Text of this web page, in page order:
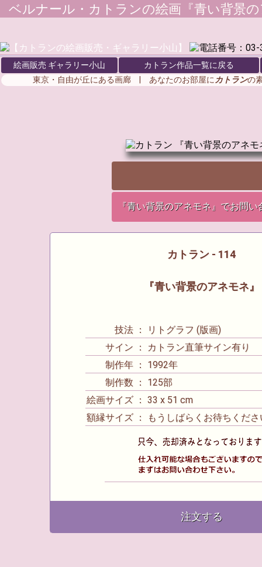
ベルナール・カトランの絵画『青い背景
絵画販売 ギャラリー小山
カトラン作品一覧に戻る
東京・自由が丘にある画廊 | あなたのお部屋に カトランの
『青い背景のアネモネ』でお問い
カトラン - 114
『青い背景のアネモネ』
技法 ： リトグラフ (版画)
サイン ： カトラン直筆サイン有り
制作年 ： 1992年
制作数 ： 125部
絵画サイズ ： 33 x 51 cm
額縁サイズ ： もうしばらくお待ちくだ
注文する